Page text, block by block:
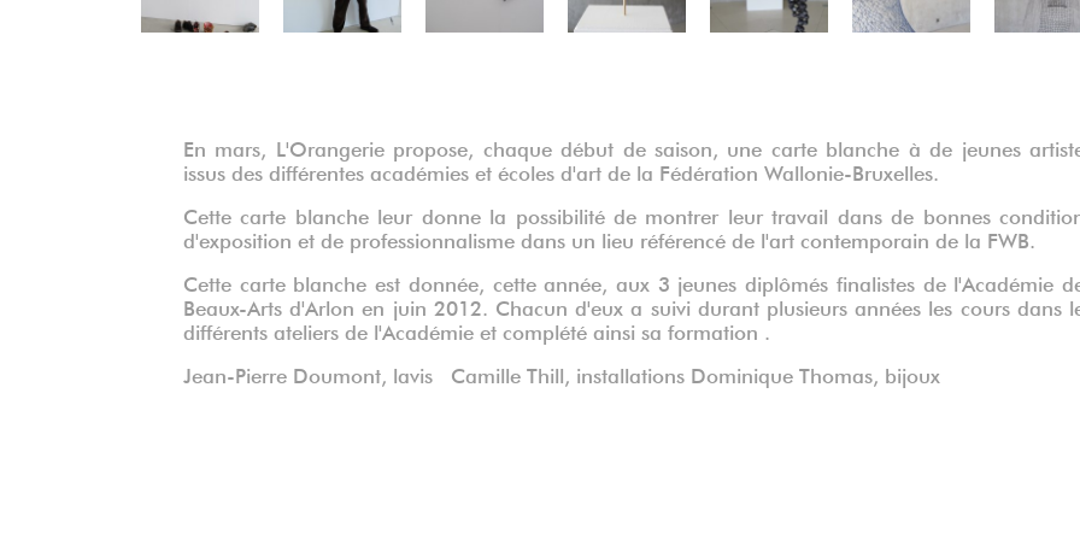
En mars, L'Orangerie propose, chaque début de saison, une carte blanche à de jeunes
issus des différentes académies et écoles d'art de la Fédération Wallonie-Bruxelles.
Cette carte blanche leur donne la possibilité de montrer leur travail dans de bonnes
d'exposition et de professionnalisme dans un lieu référencé de l'art contemporain de la FWB.
Cette carte blanche est donnée, cette année, aux 3 jeunes diplômés finalistes de l'Académie
Beaux-Arts d'Arlon en juin 2012. Chacun d'eux a suivi durant plusieurs années les cours dans
différents ateliers de l'Académie et complété ainsi sa formation .
Jean-Pierre Doumont, lavis Camille Thill, installations Dominique Thomas, bijoux